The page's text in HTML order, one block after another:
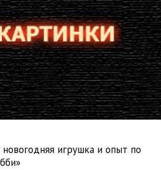
игрушка и опыт по